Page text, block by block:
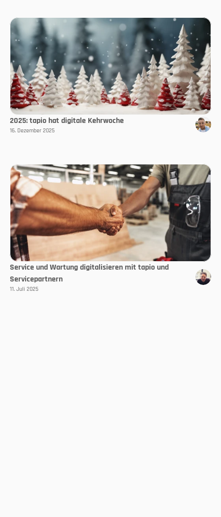
2025: tapio hat digitale Kehrwoche
16. Dezember 2025
Service und Wartung digitalisieren mit tapio und
Servicepartnern
11. Juli 2025